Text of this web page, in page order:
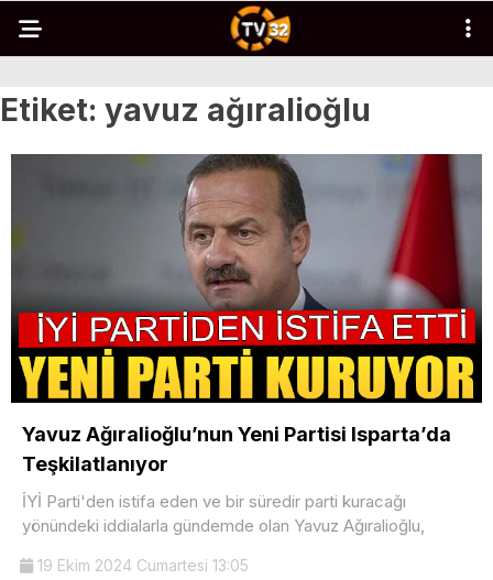
Etiket: yavuz ağıralioğlu
Yavuz Ağıralioğlu’nun Yeni Partisi Isparta’da
Teşkilatlanıyor
İYİ Parti'den istifa eden ve bir süredir parti kuracağı
yönündeki iddialarla gündemde olan Yavuz Ağıralioğlu,
19 Ekim 2024 Cumartesi 13:05